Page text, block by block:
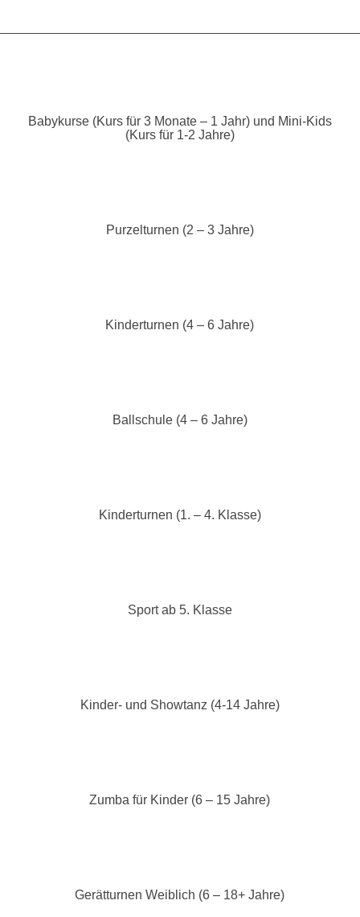
Babykurse (Kurs für 3 Monate – 1 Jahr) und Mini-Kids
(Kurs für 1-2 Jahre)
Purzelturnen (2 – 3 Jahre)
Kinderturnen (4 – 6 Jahre)
Ballschule (4 – 6 Jahre)
Kinderturnen (1. – 4. Klasse)
Sport ab 5. Klasse
Kinder- und Showtanz (4-14 Jahre)
Zumba für Kinder (6 – 15 Jahre)
Gerätturnen Weiblich (6 – 18+ Jahre)